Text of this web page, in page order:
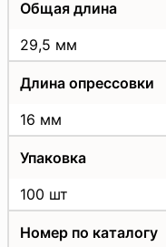
Общая длина
29,5 мм
Длина опрессовки
16 мм
Упаковка
100 шт
Номер по каталогу